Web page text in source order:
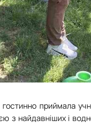
приймала
з найдавніших і